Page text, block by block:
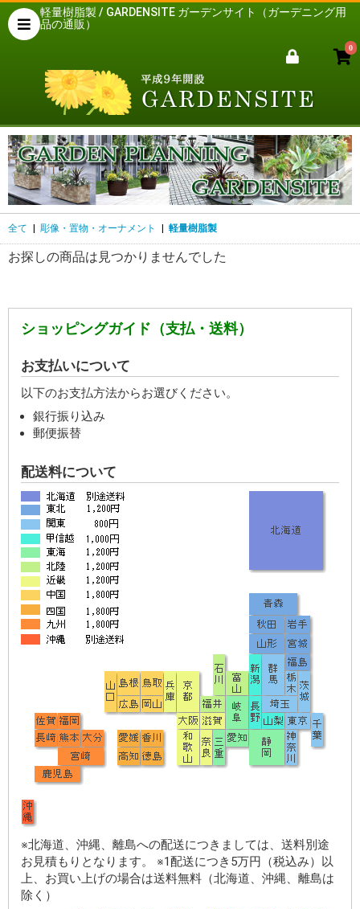
軽量樹脂製 / GARDENSITE ガーデンサイト（ガーデニング用
品の通販）
0
全て 彫像・置物・オーナメント 軽量樹脂製
お探しの商品は見つかりませんでした
ショッピングガイド（支払・送料）
お支払いについて
以下のお支払方法からお選びください。
銀行振り込み
郵便振替
配送料について
※北海道、沖縄、離島への配送につきましては、送料別途
お見積もりとなります。 ※1配送につき5万円（税込み）以
上、お買い上げの場合は送料無料（北海道、沖縄、離島は
除く）